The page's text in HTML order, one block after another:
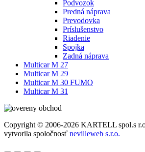
Podvozok
Predná náprava
Prevodovka
Príslušenstvo
Riadenie
Spojka
Zadná náprava
Multicar M 27
Multicar M 29
Multicar M 30 FUMO
Multicar M 31
Copyright © 2006-2026 KARTELL spol.s
vytvorila spoločnosť nevilleweb s.r.o.